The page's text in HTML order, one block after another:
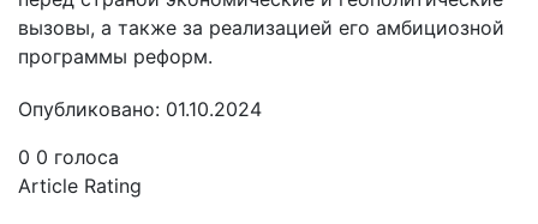
вызовы, а также за реализацией его амбициозной
программы реформ.
Опубликовано: 01.10.2024
0 0 голоса
Article Rating